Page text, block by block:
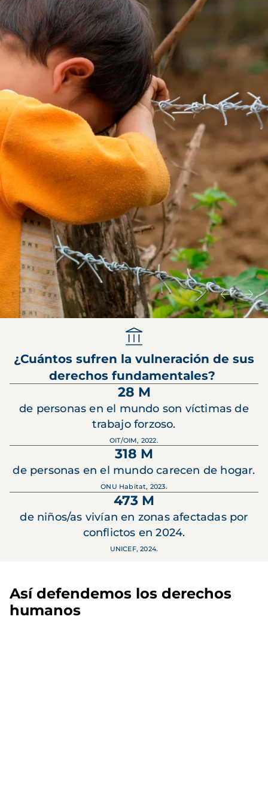
¿Cuántos sufren la vulneración de sus
derechos fundamentales?
28 M
de personas en el mundo son víctimas de
trabajo forzoso.
OIT/OIM, 2022.
318 M
de personas en el mundo carecen de hogar.
ONU Habitat, 2023.
473 M
de niños/as vivían en zonas afectadas por
conflictos en 2024.
UNICEF, 2024.
Así defendemos los derechos
humanos